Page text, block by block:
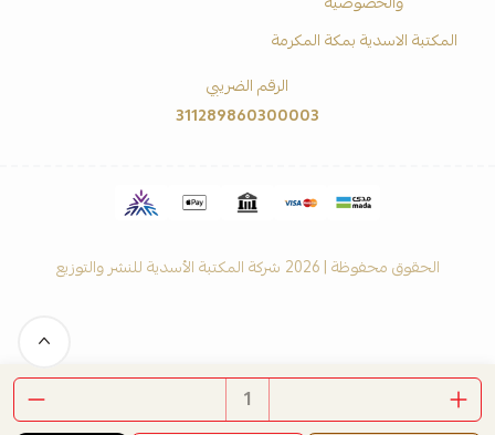
المكتبة الاسدية بمكة المكرمة
الرقم الضريبي
311289860300003
الحقوق محفوظة | 2026 شركة المكتبة الأسدية للنشر والتوزيع